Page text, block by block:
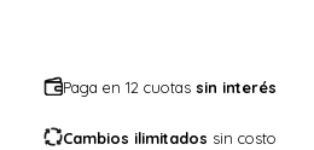
Paga en 12 cuotas sin interés
Cambios ilimitados sin costo